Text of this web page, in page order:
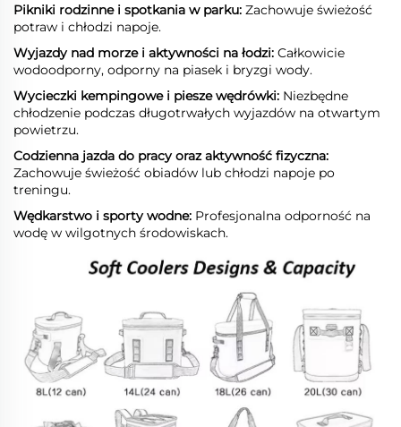
Pikniki rodzinne i spotkania w parku: Zachowuje świeżość
potraw i chłodzi napoje.
Wyjazdy nad morze i aktywności na łodzi: Całkowicie
wodoodporny, odporny na piasek i bryzgi wody.
Wycieczki kempingowe i piesze wędrówki: Niezbędne
chłodzenie podczas długotrwałych wyjazdów na otwartym
powietrzu.
Codzienna jazda do pracy oraz aktywność fizyczna:
Zachowuje świeżość obiadów lub chłodzi napoje po
treningu.
Wędkarstwo i sporty wodne: Profesjonalna odporność na
wodę w wilgotnych środowiskach.